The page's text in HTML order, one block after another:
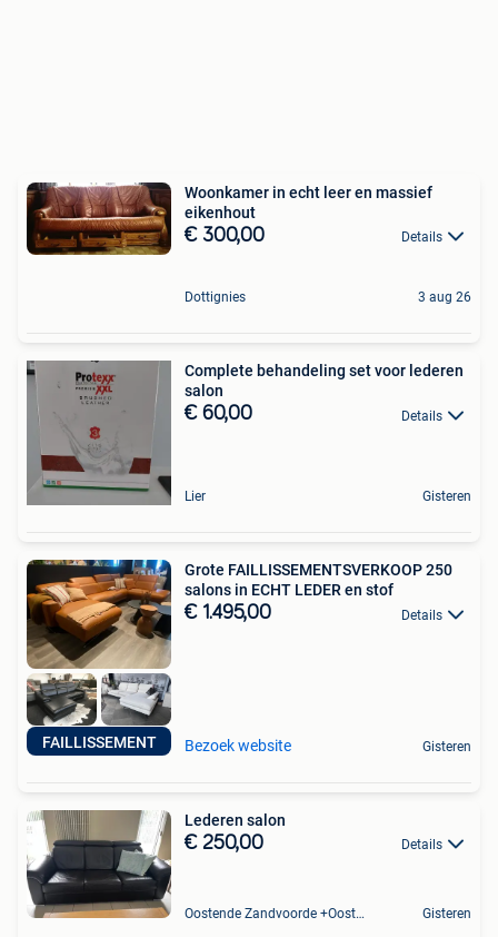
Woonkamer in echt leer en massief
eikenhout
€ 300,00 Details
Dottignies 3 aug 26
Complete behandeling set voor lederen
salon
€ 60,00 Details
Lier Gisteren
FAILLISSEMENT
Grote FAILLISSEMENTSVERKOOP 250
salons in ECHT LEDER en stof
€ 1.495,00 Details
Bezoek website Gisteren
Lederen salon
€ 250,00 Details
Oostende Zandvoorde +Oostende Gisteren